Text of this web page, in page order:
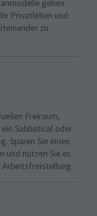
geben
Privatleben und
zu
Freiraum,
Sabbatical oder
Sparen Sie einen
und nutzen Sie es
Arbeitsfreistellung.